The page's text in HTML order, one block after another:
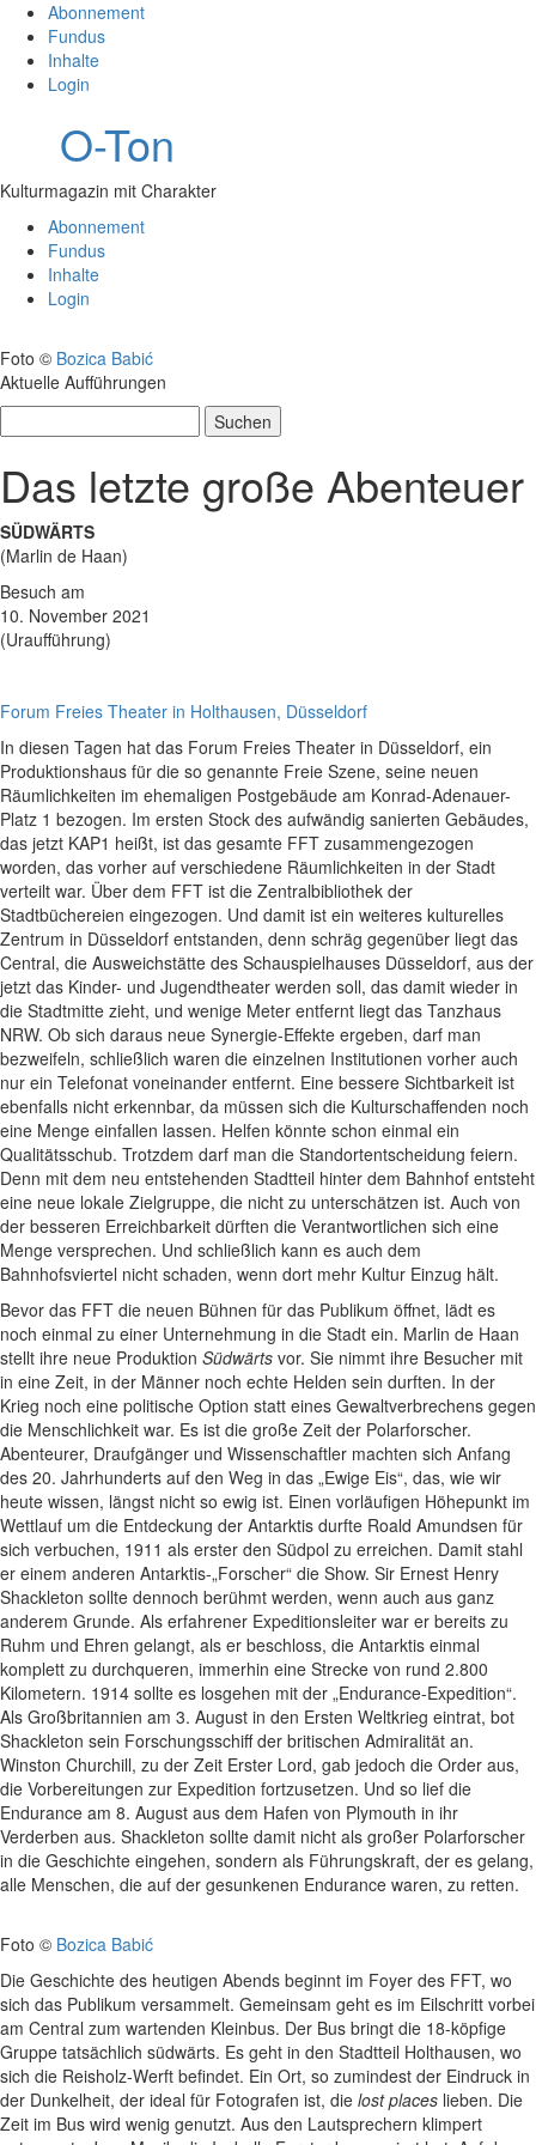
Abonnement
Fundus
Inhalte
Login
O-Ton
Kulturmagazin mit Charakter
Abonnement
Fundus
Inhalte
Login
Foto © Bozica Babić
Aktuelle Aufführungen
nach:
Das letzte große Abenteuer
SÜDWÄRTS
(Marlin de Haan)
Besuch am
10. November 2021
(Uraufführung)
Forum Freies Theater in Holthausen, Düsseldorf
In diesen Tagen hat das Forum Freies Theater in Düsseldorf, ein
Produktionshaus für die so genannte Freie Szene, seine neuen
Räumlichkeiten im ehemaligen Postgebäude am Konrad-Adenauer-
Platz 1 bezogen. Im ersten Stock des aufwändig sanierten Gebäudes,
das jetzt KAP1 heißt, ist das gesamte FFT zusammengezogen
worden, das vorher auf verschiedene Räumlichkeiten in der Stadt
verteilt war. Über dem FFT ist die Zentralbibliothek der
Stadtbüchereien eingezogen. Und damit ist ein weiteres kulturelles
Zentrum in Düsseldorf entstanden, denn schräg gegenüber liegt das
Central, die Ausweichstätte des Schauspielhauses Düsseldorf, aus der
jetzt das Kinder- und Jugendtheater werden soll, das damit wieder in
die Stadtmitte zieht, und wenige Meter entfernt liegt das Tanzhaus
NRW. Ob sich daraus neue Synergie-Effekte ergeben, darf man
bezweifeln, schließlich waren die einzelnen Institutionen vorher auch
nur ein Telefonat voneinander entfernt. Eine bessere Sichtbarkeit ist
ebenfalls nicht erkennbar, da müssen sich die Kulturschaffenden noch
eine Menge einfallen lassen. Helfen könnte schon einmal ein
Qualitätsschub. Trotzdem darf man die Standortentscheidung feiern.
Denn mit dem neu entstehenden Stadtteil hinter dem Bahnhof entsteht
eine neue lokale Zielgruppe, die nicht zu unterschätzen ist. Auch von
der besseren Erreichbarkeit dürften die Verantwortlichen sich eine
Menge versprechen. Und schließlich kann es auch dem
Bahnhofsviertel nicht schaden, wenn dort mehr Kultur Einzug hält.
Bevor das FFT die neuen Bühnen für das Publikum öffnet, lädt es
noch einmal zu einer Unternehmung in die Stadt ein. Marlin de Haan
stellt ihre neue Produktion Südwärts vor. Sie nimmt ihre Besucher mit
in eine Zeit, in der Männer noch echte Helden sein durften. In der
Krieg noch eine politische Option statt eines Gewaltverbrechens gegen
die Menschlichkeit war. Es ist die große Zeit der Polarforscher.
Abenteurer, Draufgänger und Wissenschaftler machten sich Anfang
des 20. Jahrhunderts auf den Weg in das „Ewige Eis“, das, wie wir
heute wissen, längst nicht so ewig ist. Einen vorläufigen Höhepunkt im
Wettlauf um die Entdeckung der Antarktis durfte Roald Amundsen für
sich verbuchen, 1911 als erster den Südpol zu erreichen. Damit stahl
er einem anderen Antarktis-„Forscher“ die Show. Sir Ernest Henry
Shackleton sollte dennoch berühmt werden, wenn auch aus ganz
anderem Grunde. Als erfahrener Expeditionsleiter war er bereits zu
Ruhm und Ehren gelangt, als er beschloss, die Antarktis einmal
komplett zu durchqueren, immerhin eine Strecke von rund 2.800
Kilometern. 1914 sollte es losgehen mit der „Endurance-Expedition“.
Als Großbritannien am 3. August in den Ersten Weltkrieg eintrat, bot
Shackleton sein Forschungsschiff der britischen Admiralität an.
Winston Churchill, zu der Zeit Erster Lord, gab jedoch die Order aus,
die Vorbereitungen zur Expedition fortzusetzen. Und so lief die
Endurance am 8. August aus dem Hafen von Plymouth in ihr
Verderben aus. Shackleton sollte damit nicht als großer Polarforscher
in die Geschichte eingehen, sondern als Führungskraft, der es gelang,
alle Menschen, die auf der gesunkenen Endurance waren, zu retten.
Foto © Bozica Babić
Die Geschichte des heutigen Abends beginnt im Foyer des FFT, wo
sich das Publikum versammelt. Gemeinsam geht es im Eilschritt vorbei
am Central zum wartenden Kleinbus. Der Bus bringt die 18-köpfige
Gruppe tatsächlich südwärts. Es geht in den Stadtteil Holthausen, wo
sich die Reisholz-Werft befindet. Ein Ort, so zumindest der Eindruck in
der Dunkelheit, der ideal für Fotografen ist, die lost places lieben. Die
Zeit im Bus wird wenig genutzt. Aus den Lautsprechern klimpert